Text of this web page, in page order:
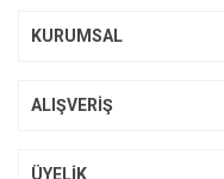
KURUMSAL
ALIŞVERİŞ
ÜYELİK